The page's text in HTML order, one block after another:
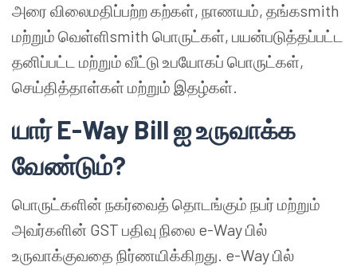
அரை விலைமதிப்பற்ற கற்கள், நாணயம், தங்கsmith
மற்றும் வெள்ளிsmith பொருட்கள், பயன்படுத்தப்பட்ட
தனிப்பட்ட மற்றும் வீட்டு உபயோகப் பொருட்கள்,
செய்தித்தாள்கள் மற்றும் இதழ்கள்.
யார் E-Way Bill ஐ உருவாக்க
வேண்டும்?
பொருட்களின் நகர்வைத் தொடங்கும் நபர் மற்றும்
அவர்களின் GST பதிவு நிலை e-Way பில்
உருவாக்குவதை நிர்ணயிக்கிறது. e-Way பில்